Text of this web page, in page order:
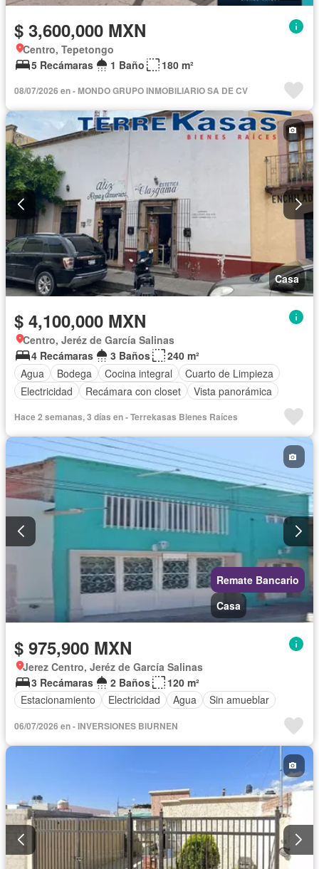
$ 3,600,000 MXN
Centro, Tepetongo
5 Recámaras
1 Baño 180 m²
08/07/2026 en - MONDO GRUPO INMOBILIARIO SA DE CV
Casa
$ 4,100,000 MXN
Centro, Jeréz de García Salinas
4 Recámaras
3 Baños
240 m²
Agua
Bodega Cocina integral
Cuarto de Limpieza
Electricidad
Recámara con closet Vista panorámica
Hace 2 semanas, 3 días en - Terrekasas Bienes Raíces
Remate Bancario
Casa
$ 975,900 MXN
Jerez Centro, Jeréz de García Salinas
3 Recámaras
2 Baños
120 m²
Estacionamiento
Electricidad Agua Sin amueblar
06/07/2026 en - INVERSIONES BIURNEN